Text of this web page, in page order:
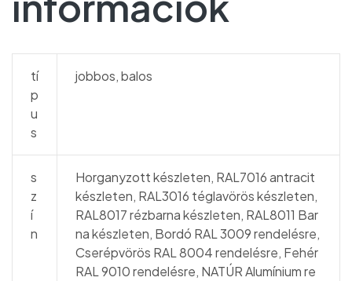
tí
p
u
s
jobbos, balos
s
z
í
n
Horganyzott készleten, RAL7016 antracit
készleten, RAL3016 téglavörös készleten,
RAL8017 rézbarna készleten, RAL8011 Bar
na készleten, Bordó RAL 3009 rendelésre,
Cserépvörös RAL 8004 rendelésre, Fehér
RAL 9010 rendelésre, NATÚR Alumínium re